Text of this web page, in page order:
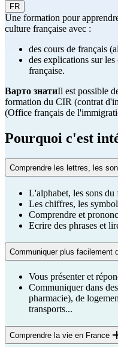
FR
Une formation pour
culture française avec :
des cours de français
des explications sur
française.
Варто знатиIl est possible
formation du CIR (contrat
(Office français de
Pourquoi c'est
Comprendre les lettres, les
L'alphabet, les sons du
Les chiffres, les
Comprendre et
Ecrire des phrases et
Communiquer plus facilement
Vous présenter et
Communiquer dans
pharmacie), de
transports...
Comprendre la vie en France